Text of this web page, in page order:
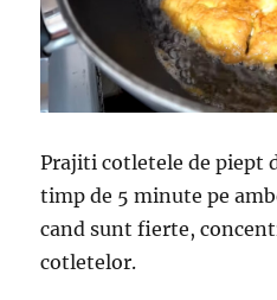
Prajiti cotletele de piept
timp de 5 minute pe
cand sunt fierte,
cotletelor.